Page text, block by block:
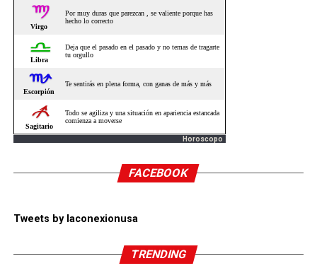
Horoscopo
FACEBOOK
Tweets by laconexionusa
TRENDING